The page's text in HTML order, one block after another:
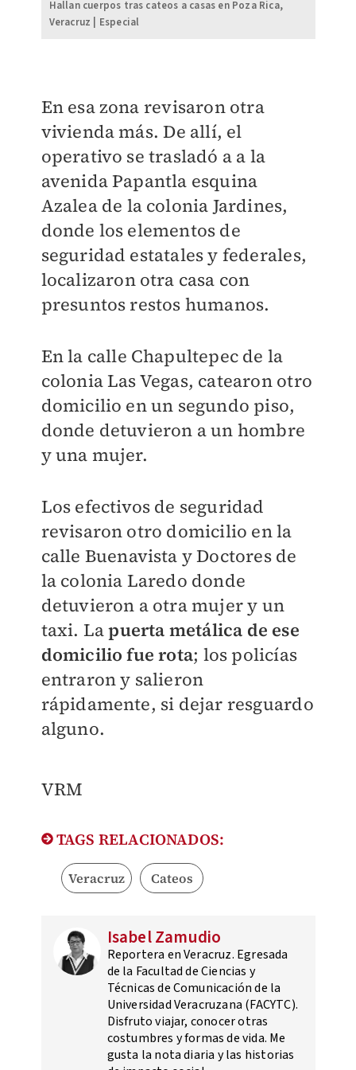
Hallan cuerpos tras cateos a casas en Poza Rica,
Veracruz | Especial
En esa zona revisaron otra
vivienda más.De allí, el
operativo se trasladó a a la
avenida Papantla esquina
Azalea de la colonia Jardines,
donde los elementos de
seguridad estatales y federales,
localizaron otra casa con
presuntos restos humanos.
En la calle Chapultepec de la
colonia Las Vegas, catearon otro
domicilio en un segundo piso,
donde detuvieron a un hombre
y una mujer.
Los efectivos de seguridad
revisaron otro domicilio en la
calle Buenavista y Doctores de
la colonia Laredo donde
detuvieron a otra mujer y un
taxi. Lapuerta metálica de ese
domicilio fue rota; los policías
entraron y salieron
rápidamente, si dejar resguardo
alguno.
VRM
TAGS RELACIONADOS:
Veracruz Cateos
Isabel Zamudio
Reportera en Veracruz. Egresada
de la Facultad de Ciencias y
Técnicas de Comunicación de la
Universidad Veracruzana (FACYTC).
Disfruto viajar, conocer otras
costumbres y formas de vida. Me
gusta la nota diaria y las historias